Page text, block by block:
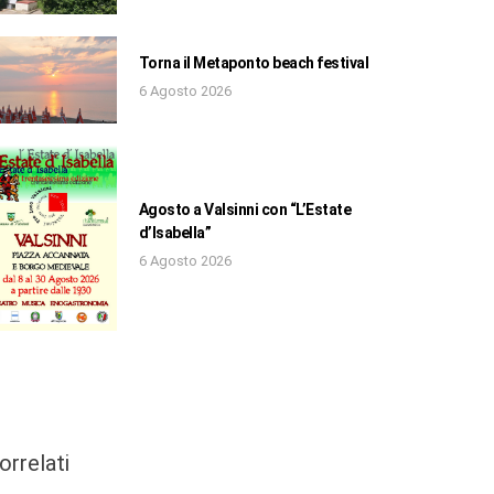
Torna il Metaponto beach festival
6 Agosto 2026
Agosto a Valsinni con “L’Estate
d’Isabella”
6 Agosto 2026